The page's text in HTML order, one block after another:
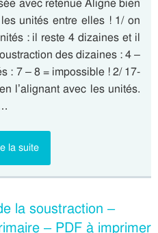
avec retenue Aligne bien
unités entre elles ! 1/ on
: il reste 4 dizaines et il
des dizaines : 4 –
: 7 – 8 = impossible ! 2/ 17-
l’alignant avec les unités.
la suite
la soustraction –
– PDF à imprimer